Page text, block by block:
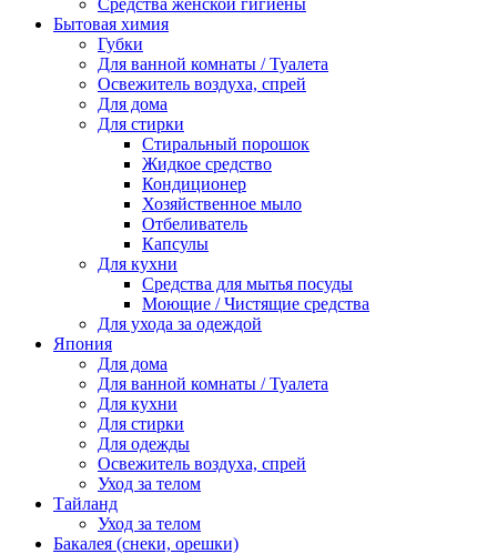
Средства женской гигиены
Бытовая химия
Губки
Для ванной комнаты / Туалета
Освежитель воздуха, спрей
Для дома
Для стирки
Стиральный порошок
Жидкое средство
Кондиционер
Хозяйственное мыло
Отбеливатель
Капсулы
Для кухни
Средства для мытья посуды
Моющие / Чистящие средства
Для ухода за одеждой
Япония
Для дома
Для ванной комнаты / Туалета
Для кухни
Для стирки
Для одежды
Освежитель воздуха, спрей
Уход за телом
Тайланд
Уход за телом
Бакалея (снеки, орешки)